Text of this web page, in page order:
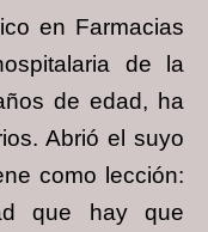
en Farmacias
de la
de edad, ha
Abrió el suyo
como lección:
que hay que